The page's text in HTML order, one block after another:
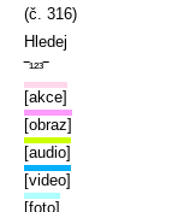
(č. 316)
Hledej
‾¹²³‾
[akce]
[obraz]
[audio]
[video]
[foto]